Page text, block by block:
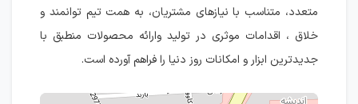
متعدد، متناسب با نیاز‌های مشتریان، به همت تیم توانمند و
خلاق ، اقدامات موثری در تولید وارائه محصولات منطبق با
جدیدترین ابزار و امکانات روز دنیا را فراهم آورده است.